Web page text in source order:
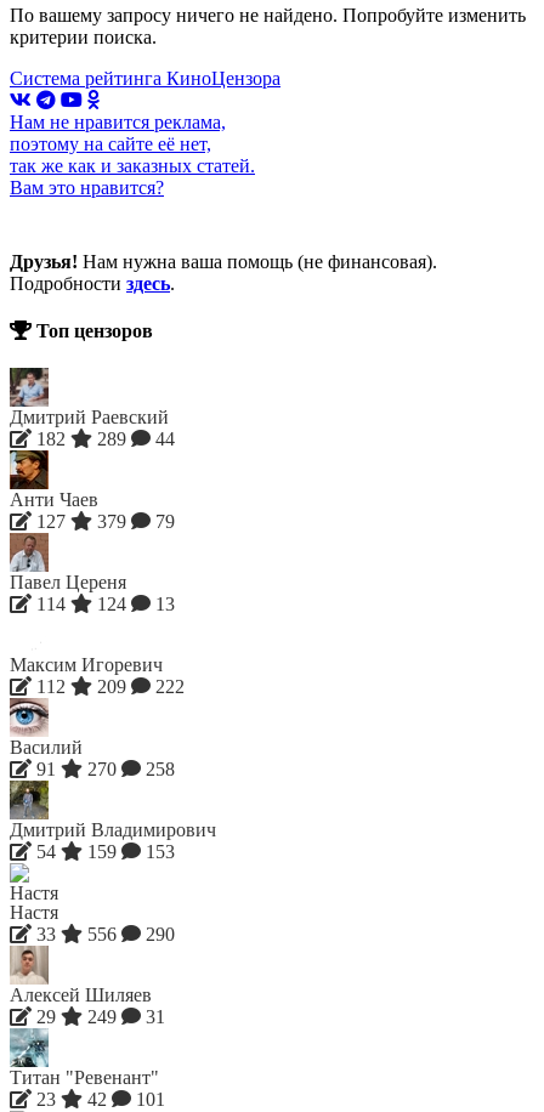
По вашему запросу ничего не найдено. Попробуйте изменить
критерии поиска.
Система рейтинга КиноЦензора
Нам не нравится реклама,
поэтому на сайте её нет,
так же как и заказных статей.
Вам это нравится?
Друзья! Нам нужна ваша помощь (не финансовая).
Подробности здесь.
Топ цензоров
Дмитрий Раевский
182
289 44
Анти Чаев
127
379 79
Павел Цереня
114
124 13
Максим Игоревич
112
209 222
Василий
91
270 258
Дмитрий Владимирович
54
159 153
Настя
33
556 290
Алексей Шиляев
29
249 31
Титан "Ревенант"
23
42 101